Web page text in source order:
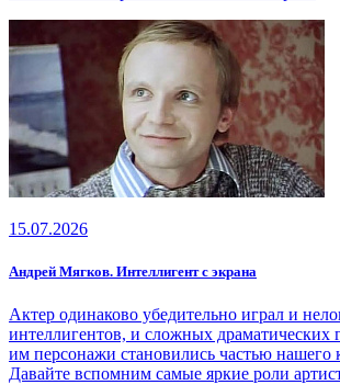
15.07.2026
Андрей Мягков. Интеллигент с экрана
Актер одинаково убедительно играл и
интеллигентов, и сложных драматических
им персонажи становились частью нашего
Давайте вспомним самые яркие роли